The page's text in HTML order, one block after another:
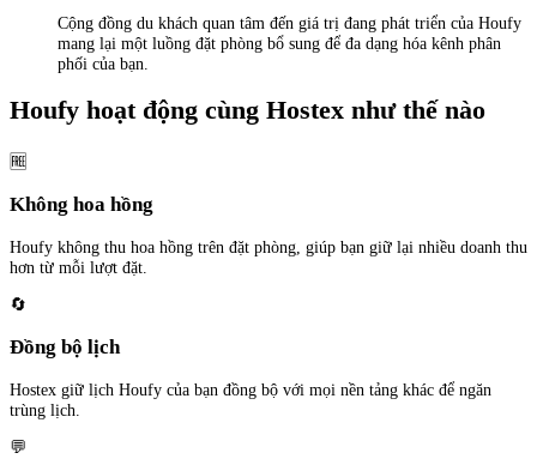
Cộng đồng du khách quan tâm đến giá trị đang phát triển của Houfy
mang lại một luồng đặt phòng bổ sung để đa dạng hóa kênh phân
phối của bạn.
Houfy hoạt động cùng Hostex như thế nào
🆓
Không hoa hồng
Houfy không thu hoa hồng trên đặt phòng, giúp bạn giữ lại nhiều doanh thu
hơn từ mỗi lượt đặt.
🔄
Đồng bộ lịch
Hostex giữ lịch Houfy của bạn đồng bộ với mọi nền tảng khác để ngăn
trùng lịch.
💬